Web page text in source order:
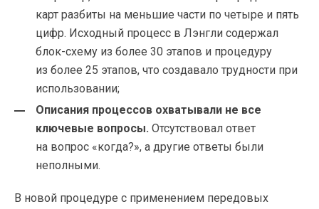
карт разбиты на меньшие части по четыре и пять
цифр. Исходный процесс в Лэнгли содержал
блок-схему из более 30 этапов и процедуру
из более 25 этапов, что создавало трудности при
использовании;
Описания процессов охватывали не все
ключевые вопросы. Отсутствовал ответ
на вопрос «когда?», а другие ответы были
неполными.
В новой процедуре с применением передовых